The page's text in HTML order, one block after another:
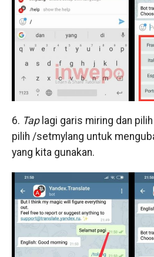
6. Taplagi garis miring dan
pilih /setmylang untuk
yang kita gunakan.